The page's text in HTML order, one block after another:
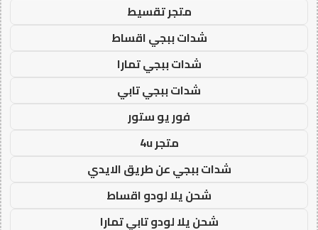
متجر تقسيط
شدات ببجي اقساط
شدات ببجي تمارا
شدات ببجي تابي
فور يو ستور
متجر 4u
شدات ببجي عن طريق الايدي
شحن يلا لودو اقساط
شحن يلا لودو تابي تمارا